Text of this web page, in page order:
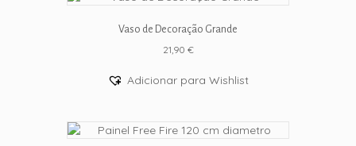
Vaso de Decoração Grande
21,90 €
product
variants.
Adicionar para Wishlist